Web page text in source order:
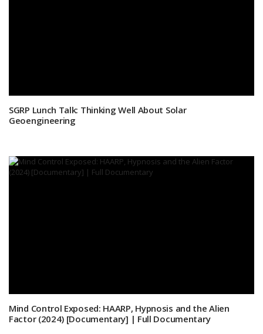
SGRP Lunch Talk: Thinking Well About Solar
Geoengineering
Mind Control Exposed: HAARP, Hypnosis and the Alien
Factor (2024) [Documentary] | Full Documentary